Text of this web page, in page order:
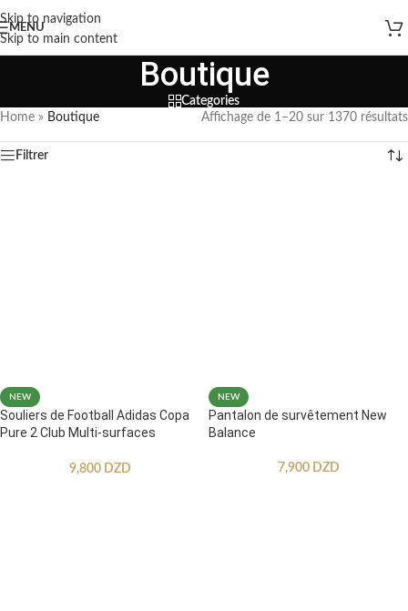
Skip to navigation
Skip to main content
MENU
Boutique
Categories
Home » Boutique Affichage de 1–20 sur 1370 résultats
Filtrer
NEW
Souliers de Football Adidas Copa
Pure 2 Club Multi-surfaces
9,800 DZD
NEW
Pantalon de survêtement New
Balance
7,900 DZD